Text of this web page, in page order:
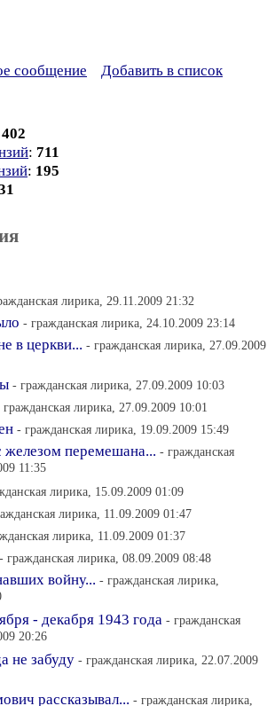
сообщение
Добавить в список
402
: 711
: 195
лирика, 29.11.2009 21:32
- гражданская лирика, 24.10.2009 23:14
в церкви... - гражданская лирика, 27.09.2009
- гражданская лирика, 27.09.2009 10:03
гражданская лирика, 27.09.2009 10:01
- гражданская лирика, 19.09.2009 15:49
железом перемешана... - гражданская
11:35
лирика, 15.09.2009 01:09
лирика, 11.09.2009 01:47
лирика, 11.09.2009 01:37
- гражданская лирика, 08.09.2009 08:48
войну... - гражданская лирика,
- декабря 1943 года - гражданская
20:26
не забуду - гражданская лирика, 22.07.2009
рассказывал... - гражданская лирика,